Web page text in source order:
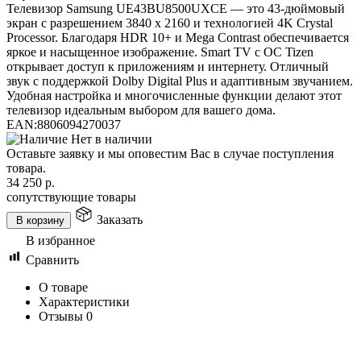
Телевизор Samsung UE43BU8500UXCE — это 43-дюймовый
экран с разрешением 3840 x 2160 и технологией 4K Crystal
Processor. Благодаря HDR 10+ и Mega Contrast обеспечивается
яркое и насыщенное изображение. Smart TV с ОС Tizen
открывает доступ к приложениям и интернету. Отличный
звук с поддержкой Dolby Digital Plus и адаптивным звучанием.
Удобная настройка и многочисленные функции делают этот
телевизор идеальным выбором для вашего дома.
EAN:8806094270037
Нет в наличии
Оставьте заявку и мы оповестим Вас в случае поступления
товара.
34 250 р.
сопутствующие товары
В корзину
Заказать
В избранное
Сравнить
О товаре
Характеристики
Отзывы 0